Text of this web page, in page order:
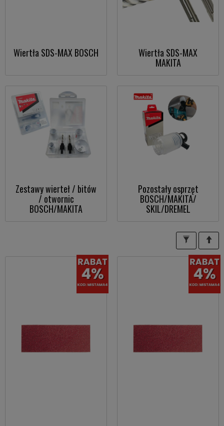
Wiertła SDS-MAX BOSCH Wiertła SDS-MAX
MAKITA
Zestawy wierteł / bitów
/ otwornic
BOSCH/MAKITA
Pozostały osprzęt
BOSCH/MAKITA/
SKIL/DREMEL